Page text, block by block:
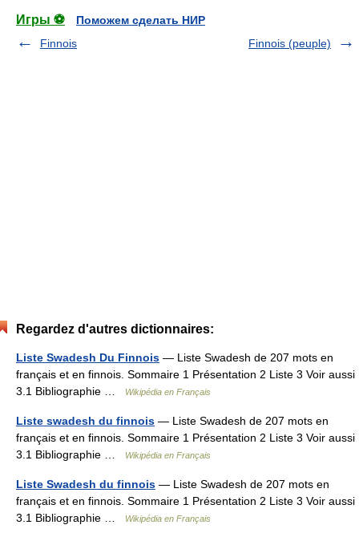
Игры ⚽
Поможем сделать НИР
Finnois
Finnois (peuple)
Regardez d'autres dictionnaires:
Liste Swadesh Du Finnois — Liste Swadesh de 207 mots en
français et en finnois. Sommaire 1 Présentation 2 Liste 3 Voir aussi
3.1 Bibliographie …
Wikipédia en Français
Liste swadesh du finnois — Liste Swadesh de 207 mots en
français et en finnois. Sommaire 1 Présentation 2 Liste 3 Voir aussi
3.1 Bibliographie …
Wikipédia en Français
Liste Swadesh du finnois — Liste Swadesh de 207 mots en
français et en finnois. Sommaire 1 Présentation 2 Liste 3 Voir aussi
3.1 Bibliographie …
Wikipédia en Français